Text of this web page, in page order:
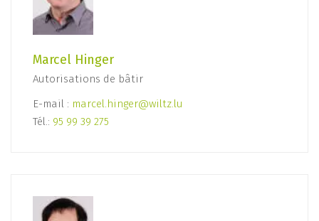
Marcel Hinger
Autorisations de bâtir
E-mail : marcel.hinger@wiltz.lu
Tél.: 95 99 39 275